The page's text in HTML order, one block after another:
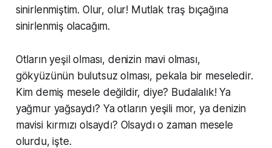
sinirlenmiştim. Olur, olur! Mutlak traş bıçağına
sinirlenmiş olacağım.
Otların yeşil olması, denizin mavi olması,
gökyüzünün bulutsuz olması, pekala bir meseledir.
Kim demiş mesele değildir, diye? Budalalık! Ya
yağmur yağsaydı? Ya otların yeşili mor, ya denizin
mavisi kırmızı olsaydı? Olsaydı o zaman mesele
olurdu, işte.